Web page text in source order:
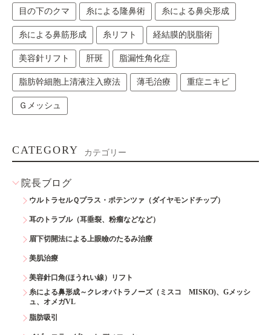
目の下のクマ 糸による隆鼻術 糸による鼻尖形成
糸による鼻筋形成 糸リフト 経結膜的脱脂術
美容針リフト 肝斑 脂漏性角化症
脂肪幹細胞上清液注入療法 薄毛治療 重症ニキビ
Ｇメッシュ
CATEGORY カテゴリー
院長ブログ
ウルトラセルＱプラス・ポテンツァ（ダイヤモンドチップ）
耳のトラブル（耳垂裂、粉瘤などなど）
眉下切開法による上眼瞼のたるみ治療
美肌治療
美容針口角(ほうれい線）リフト
糸による鼻形成～クレオパトラノーズ（ミスコ MISKO)、Gメッシ
ュ、オメガVL
脂肪吸引